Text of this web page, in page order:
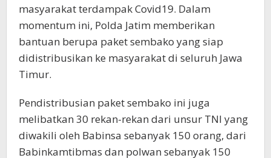
masyarakat terdampak Covid19. Dalam
momentum ini, Polda Jatim memberikan
bantuan berupa paket sembako yang siap
didistribusikan ke masyarakat di seluruh Jawa
Timur.
Pendistribusian paket sembako ini juga
melibatkan 30 rekan-rekan dari unsur TNI yang
diwakili oleh Babinsa sebanyak 150 orang, dari
Babinkamtibmas dan polwan sebanyak 150